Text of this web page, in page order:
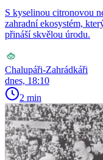
S kyselinou citronovou
zahradní ekosystém,
přináší skvělou úrodu.
Chalupáři-Zahrádkáři
dnes, 18:10
2 min